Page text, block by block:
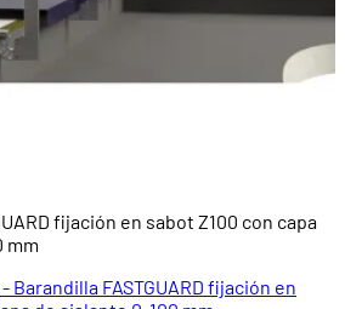
fijación en sabot Z100 con capa
mm
Barandilla FASTGUARD fijación en